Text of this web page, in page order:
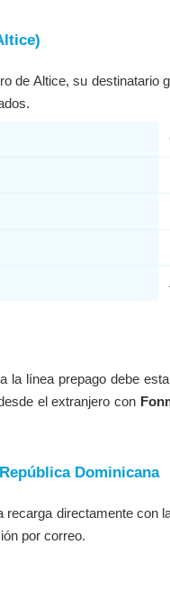
de Altice, su
la línea prepago debe
el extranjero con
Dominicana
directamente con
por correo.